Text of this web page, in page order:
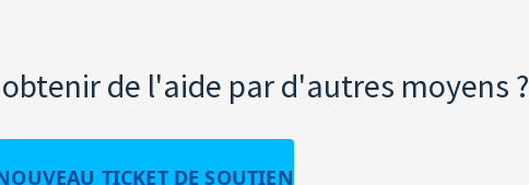
de l'aide par d'autres moyens ?
TICKET DE SOUTIEN